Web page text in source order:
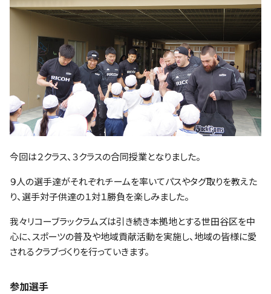
今回は２クラス、３クラスの合同授業となりました。
９人の選手達がそれぞれチームを率いてパスやタグ取りを教えた
り、選手対子供達の１対１勝負を楽しみました。
我々リコーブラックラムズは引き続き本拠地とする世田谷区を中
心に、スポーツの普及や地域貢献活動を実施し、地域の皆様に愛
されるクラブづくりを行っていきます。
参加選手